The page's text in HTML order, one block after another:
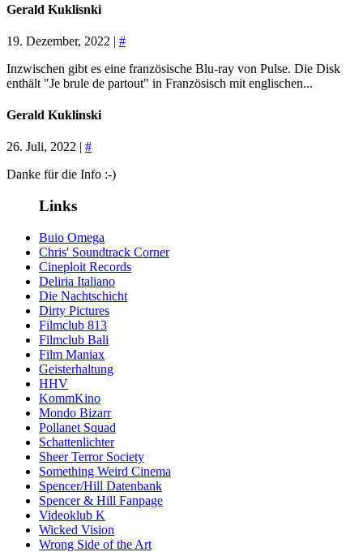
Gerald Kuklisnki
19. Dezember, 2022 | #
Inzwischen gibt es eine französische Blu-ray von Pulse. Die Disk
enthält "Je brule de partout" in Französisch mit englischen...
Gerald Kuklinski
26. Juli, 2022 | #
Danke für die Info :-)
Links
Buio Omega
Chris' Soundtrack Corner
Cineploit Records
Deliria Italiano
Die Nachtschicht
Dirty Pictures
Filmclub 813
Filmclub Bali
Film Maniax
Geisterhaltung
HHV
KommKino
Mondo Bizarr
Pollanet Squad
Schattenlichter
Sheer Terror Society
Something Weird Cinema
Spencer/Hill Datenbank
Spencer & Hill Fanpage
Videoklub K
Wicked Vision
Wrong Side of the Art